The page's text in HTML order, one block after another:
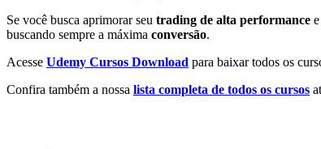
Se você busca aprimorar seu trading de alta performance
buscando sempre a máxima conversão.
Acesse Udemy Cursos Download para baixar todos os
Confira também a nossa lista completa de todos os cursos